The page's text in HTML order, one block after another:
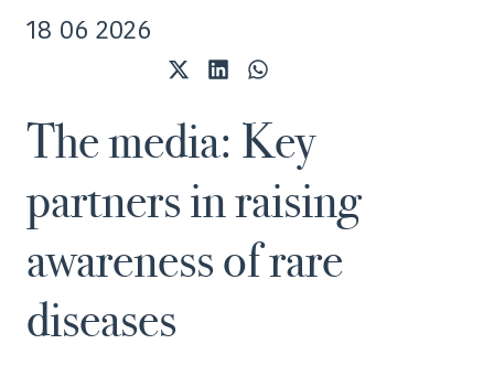
18 06 2026
Share
(Twitter)
ShareShare
The media: Key
partners in raising
awareness of rare
diseases